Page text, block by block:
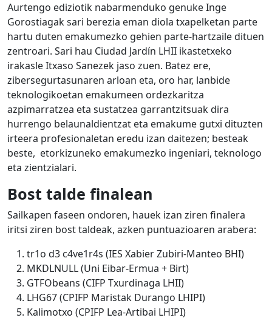
Aurtengo ediziotik nabarmenduko genuke Inge
Gorostiagak sari berezia eman diola txapelketan parte
hartu duten emakumezko gehien parte-hartzaile dituen
zentroari. Sari hau Ciudad Jardín LHII ikastetxeko
irakasle Itxaso Sanezek jaso zuen. Batez ere,
zibersegurtasunaren arloan eta, oro har, lanbide
teknologikoetan emakumeen ordezkaritza
azpimarratzea eta sustatzea garrantzitsuak dira
hurrengo belaunaldientzat eta emakume gutxi dituzten
irteera profesionaletan eredu izan daitezen; besteak
beste, etorkizuneko emakumezko ingeniari, teknologo
eta zientzialari.
Bost talde finalean
Sailkapen faseen ondoren, hauek izan ziren finalera
iritsi ziren bost taldeak, azken puntuazioaren arabera:
tr1o d3 c4ve1r4s (IES Xabier Zubiri-Manteo BHI)
MKDLNULL (Uni Eibar-Ermua + Birt)
GTFObeans (CIFP Txurdinaga LHII)
LHG67 (CPIFP Maristak Durango LHIPI)
Kalimotxo (CPIFP Lea-Artibai LHIPI)